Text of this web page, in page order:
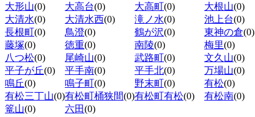
大形山(0) 大高台(0) 大高町(0) 大根山(0)
大清水(0) 大清水西(0) 滝ノ水(0) 池上台(0)
長根町(0) 鳥澄(0) 鶴が沢(0) 東神の倉(0)
藤塚(0) 徳重(0) 南陵(0) 梅里(0)
八つ松(0) 尾崎山(0) 武路町(0) 文久山(0)
平子が丘(0) 平手南(0) 平手北(0) 万場山(0)
鳴丘(0) 鳴子町(0) 野末町(0) 有松(0)
有松三丁山(0)有松町桶狭間(0)有松町有松(0) 有松南(0)
篭山(0) 六田(0)